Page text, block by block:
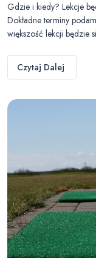
Gdzie i kiedy? Lekcje
Dokładne terminy
większość lekcji będzie
Czytaj Dalej